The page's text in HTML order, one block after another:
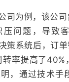
司为例，该公
压问题，导致
策系统后，订
率提高了40%
，通过技术手